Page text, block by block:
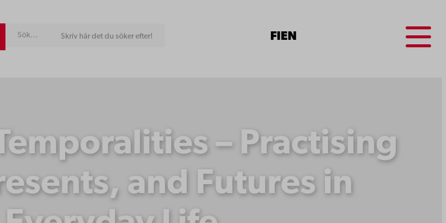
Skriv här det du söker efter! FI EN
Menu
– Practising
and Futures in